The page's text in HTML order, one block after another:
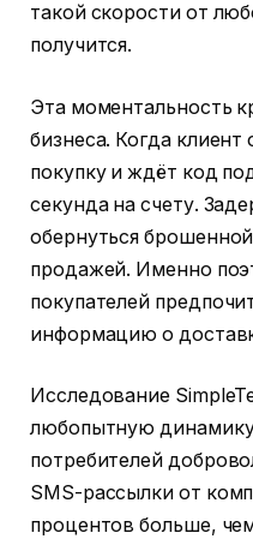
такой скорости от
получится.
Эта моментальность
бизнеса. Когда
покупку и ждёт код
секунда на счету.
обернуться
продажей. Именно
покупателей
информацию о
Исследование
любопытную
потребителей
SMS-рассылки от
процентов больше,